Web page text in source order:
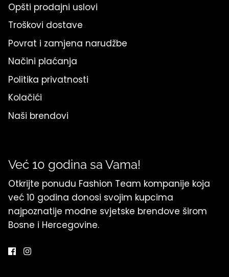
Opšti prodajni uslovi
Troškovi dostave
Povrat i zamjena narudžbe
Načini plaćanja
Politika privatnosti
Kolačići
Naši brendovi
Već 10 godina sa Vama!
Otkrijte ponudu Fashion Team kompanije koja
već 10 godina donosi svojim kupcima
najpoznatije modne svjetske brendove širom
Bosne i Hercegovine.